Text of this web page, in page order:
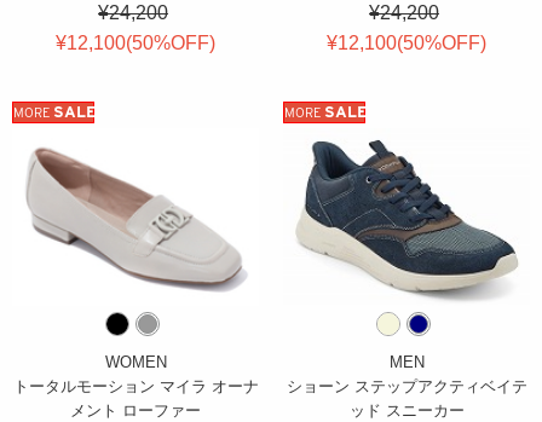
¥24,200
¥12,100(50%OFF)
¥24,200
¥12,100(50%OFF)
MORE SALE
WOMEN
トータルモーション マイラ オーナ
メント ローファー
MORE SALE
MEN
ショーン ステップアクティベイテ
ッド スニーカー